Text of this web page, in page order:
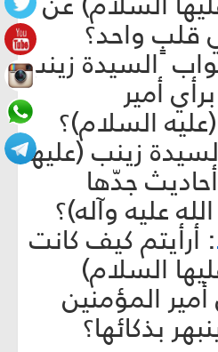
قلبٍ واحد؟
السيدة زينب
أمير
السلام)؟
زينب (عليها
جدّها
عليه وآله)؟
: أرأيتم كيف كانت
السلام)
المؤمنين
بذكائها؟